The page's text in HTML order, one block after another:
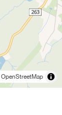
OpenStreetMap